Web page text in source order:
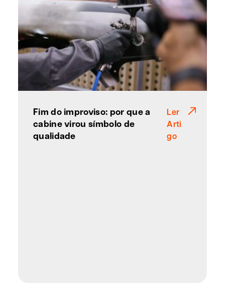
Fim do improviso: por que a
cabine virou símbolo de
qualidade
Ler
Arti
go